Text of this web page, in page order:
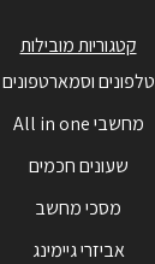
קטגוריות מובילות
טלפונים וסמארטפונים
מחשבי All in one
שעונים חכמים
מסכי מחשב
אביזרי גיימינג